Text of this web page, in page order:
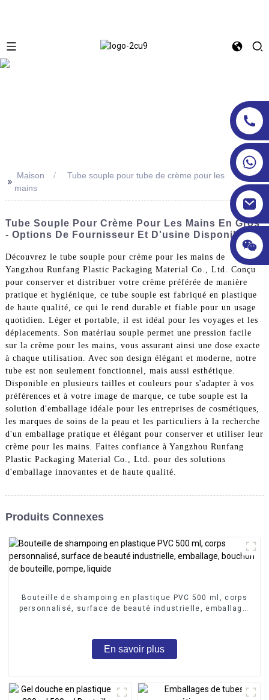
>> Maison
Tube souple pour tube de crème pour les
mains
Tube Souple Pour Crème Pour Les Mains En Gros
- Options De Fournisseur Et D'usine Disponibles
Découvrez le tube souple pour crème pour les mains de
Yangzhou Runfang Plastic Packaging Material Co., Ltd. Conçu
pour conserver et distribuer votre crème préférée de manière
pratique et hygiénique, ce tube souple est fabriqué en plastique
de haute qualité, ce qui le rend durable et fiable pour un usage
quotidien. Léger et portable, il est idéal pour les voyages et les
déplacements. Son matériau souple permet une pression facile
sur la crème pour les mains, vous assurant ainsi une dose exacte
à chaque utilisation. Avec son design élégant et moderne, notre
tube est non seulement fonctionnel, mais aussi esthétique.
Disponible en plusieurs tailles et couleurs pour s'adapter à vos
préférences et à votre image de marque, ce tube souple est la
solution d'emballage idéale pour les entreprises de cosmétiques,
les marques de soins de la peau et les particuliers à la recherche
d'un emballage pratique et élégant pour conserver et utiliser leur
crème pour les mains. Faites confiance à Yangzhou Runfang
Plastic Packaging Material Co., Ltd. pour des solutions
d'emballage innovantes et de haute qualité.
Produits Connexes
Bouteille de shampoing en plastique PVC 500 ml, corps
personnalisé, surface de beauté industrielle, emballage,
En savoir plus